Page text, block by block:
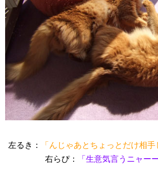
左るき：
「んじゃあとちょっとだけ相手
右らぴ：
「生意気言うニャー